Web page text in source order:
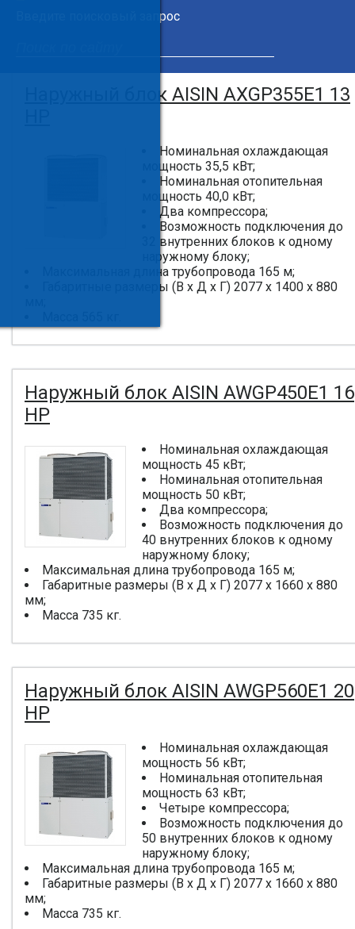
Введите поисковый запрос
Наружный блок AISIN AXGP355E1 13
Номинальная охлаждающая
мощность 35,5 кВт;
Номинальная отопительная
мощность 40,0 кВт;
Два компрессора;
Возможность подключения до
32 внутренних блоков к одному
наружному блоку;
Максимальная длина трубопровода 165 м;
Габаритные размеры (В x Д x Г) 2077 x 1400 x 880
Наружный блок AISIN AWGP450E1 16
HP
Номинальная охлаждающая
мощность 45 кВт;
Номинальная отопительная
мощность 50 кВт;
Два компрессора;
Возможность подключения до
40 внутренних блоков к одному
наружному блоку;
Максимальная длина трубопровода 165 м;
Габаритные размеры (В x Д x Г) 2077 x 1660 x 880
мм;
Масса 735 кг.
Наружный блок AISIN AWGP560E1 20
HP
Номинальная охлаждающая
мощность 56 кВт;
Номинальная отопительная
мощность 63 кВт;
Четыре компрессора;
Возможность подключения до
50 внутренних блоков к одному
наружному блоку;
Максимальная длина трубопровода 165 м;
Габаритные размеры (В x Д x Г) 2077 x 1660 x 880
мм;
Масса 735 кг.